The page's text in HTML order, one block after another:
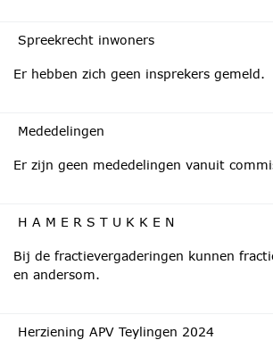
Spreekrecht inwoners
Er hebben zich geen insprekers gemeld.
Mededelingen
Er zijn geen mededelingen vanuit
H A M E R S T U K K E N
Bij de fractievergaderingen kunnen
en andersom.
Herziening APV Teylingen 2024